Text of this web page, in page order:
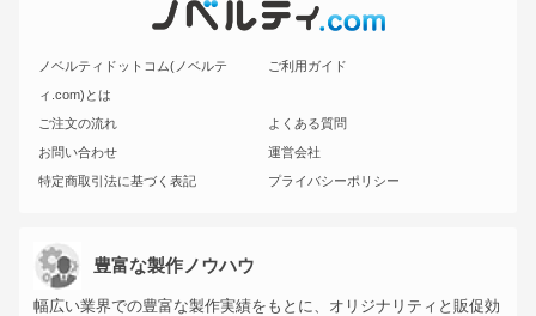
ノベルティドットコム(ノベルテ
ィ.com)とは
ご利用ガイド
ご注文の流れ
よくある質問
お問い合わせ
運営会社
特定商取引法に基づく表記
プライバシーポリシー
豊富な製作ノウハウ
幅広い業界での豊富な製作実績をもとに、オリジナリティと販促効